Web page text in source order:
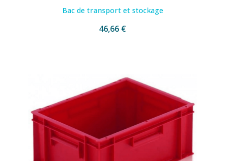
Bac de transport et stockage
46,66 €